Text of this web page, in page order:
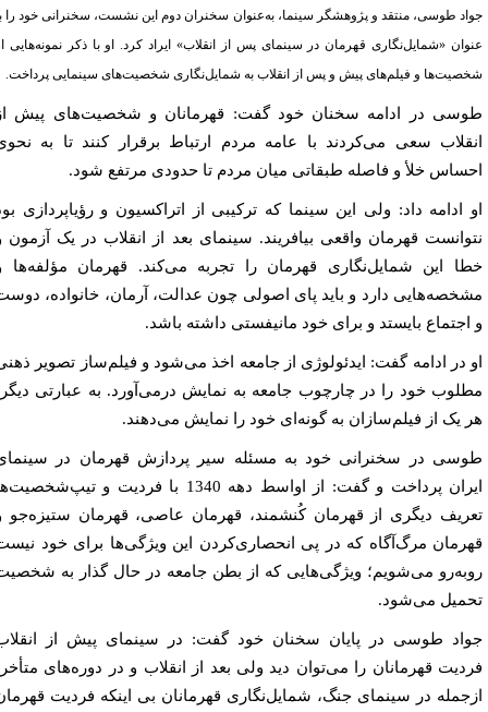
طوسی، منتقد و پژوهشگر سینما، به‌عنوان سخنران دوم این نشست، سخنرانی خود را با
«شمایل‌نگاری قهرمان در سینمای پس از انقلاب» ایراد کرد. او با ذکر نمونه‌هایی از
و فیلم‌های پیش و پس از انقلاب به شمایل‌نگاری شخصیت‌های سینمایی پرداخت.
در ادامه سخنان خود گفت: قهرمانان و شخصیت‌های پیش از
سعی می‌کردند با عامه مردم ارتباط برقرار کنند تا به نحوی
خلأ‌ و فاصله طبقاتی میان مردم تا حدودی مرتفع شود.
ادامه داد: ولی این سینما که ترکیبی از اتراکسیون و رؤیاپردازی بود
قهرمان واقعی بیافریند. سینمای بعد از انقلاب در یک آزمون و
این شمایل‌نگاری قهرمان را تجربه می‌کند. قهرمان مؤلفه‌ها و
دارد و باید پای اصولی چون عدالت، آرمان، خانواده، دوست
بایستد و برای خود مانیفستی داشته باشد.
در ادامه گفت: ایدئولوژی از جامعه اخذ می‌شود و فیلم‌ساز تصویر ذهنی
خود را در چارچوب جامعه به نمایش درمی‌آورد. به عبارتی دیگر،
یک از فیلم‌سازان به گونه‌ای خود را نمایش می‌دهند.
در سخنرانی خود به مسئله سیر پردازش قهرمان در سینمای
ایران پرداخت و گفت: از اواسط دهه 1340 با فردیت و تیپ‌‌شخصیت‌ها
دیگری از قهرمان کُنشمند، قهرمان عاصی، قهرمان ستیزه‌جو و
مرگ‌آگاه که در پی انحصاری‌کردن این ویژگی‌ها برای خود نیست
می‌شویم؛ ویژگی‌هایی که از بطن جامعه در حال گذار به شخصیت
می‌شود.
طوسی در پایان سخنان خود گفت: در سینمای پیش از انقلاب
قهرمانان را می‌توان دید ولی بعد از انقلاب و در دوره‌های متأخر،
در سینمای جنگ، شمایل‌نگاری قهرمانان بی اینکه فردیت قهرمان